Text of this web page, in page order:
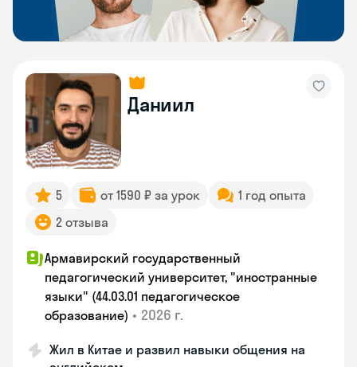
Даниил
5 от 1590 ₽ за урок
1 год опыта
2 отзыва
Армавирский государственный
педагогический университет, "иностранные
языки" (44.03.01 педагогическое
образование) • 2026 г.
Жил в Китае и развил навыки общения на